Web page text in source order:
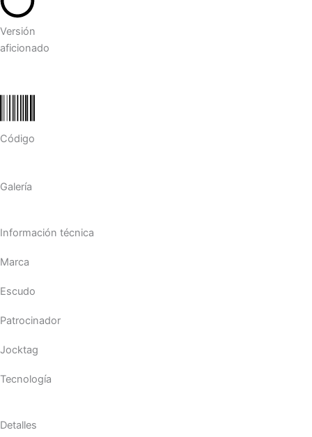
Versión
aficionado
Código
Galería
Información técnica
Marca
Escudo
Patrocinador
Jocktag
Tecnología
Detalles